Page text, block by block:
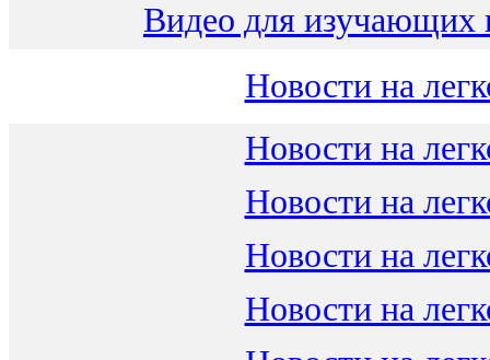
Видео для изучающих
Новости на
Новости на
Новости на
Новости на
Новости на